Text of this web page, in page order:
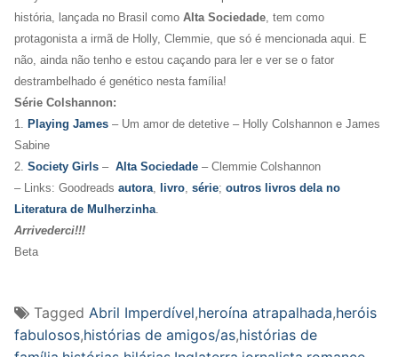
história, lançada no Brasil como Alta Sociedade, tem como
protagonista a irmã de Holly, Clemmie, que só é mencionada aqui. E
não, ainda não tenho e estou caçando para ler e ver se o fator
destrambelhado é genético nesta família!
Série Colshannon:
1. Playing James – Um amor de detetive – Holly Colshannon e James
Sabine
2. Society Girls – Alta Sociedade – Clemmie Colshannon
– Links: Goodreads autora, livro, série; outros livros dela no
Literatura de Mulherzinha.
Arrivederci!!!
Beta
Tagged Abril Imperdível,heroína atrapalhada,heróis
fabulosos,histórias de amigos/as,histórias de